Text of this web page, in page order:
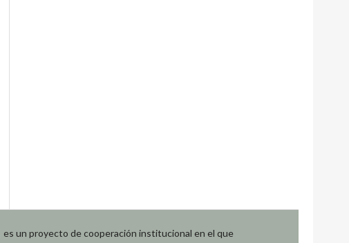
es un proyecto de cooperación institucional en el que